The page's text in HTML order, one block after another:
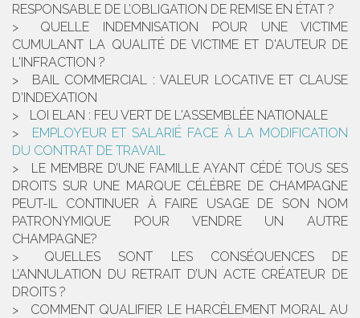
RESPONSABLE DE L’OBLIGATION DE REMISE EN ÉTAT ?
QUELLE INDEMNISATION POUR UNE VICTIME
CUMULANT LA QUALITÉ DE VICTIME ET D'AUTEUR DE
L'INFRACTION ?
BAIL COMMERCIAL : VALEUR LOCATIVE ET CLAUSE
D'INDEXATION
LOI ELAN : FEU VERT DE L'ASSEMBLÉE NATIONALE
EMPLOYEUR ET SALARIÉ FACE À LA MODIFICATION
DU CONTRAT DE TRAVAIL
LE MEMBRE D’UNE FAMILLE AYANT CÉDÉ TOUS SES
DROITS SUR UNE MARQUE CÉLÈBRE DE CHAMPAGNE
PEUT-IL CONTINUER À FAIRE USAGE DE SON NOM
PATRONYMIQUE POUR VENDRE UN AUTRE
CHAMPAGNE?
QUELLES SONT LES CONSÉQUENCES DE
L’ANNULATION DU RETRAIT D’UN ACTE CRÉATEUR DE
DROITS ?
COMMENT QUALIFIER LE HARCÈLEMENT MORAL AU